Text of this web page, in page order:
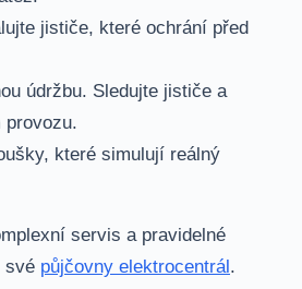
jističe, které ochrání před
údržbu. Sledujte jističe a
provozu.
které simulují reálný
servis a pravidelné
své půjčovny elektrocentrál.